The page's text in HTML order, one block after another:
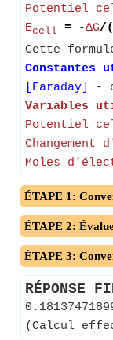
Potentiel
Ecell = -ΔG/(
Cette
Constantes
[Faraday]
-
Variables
Potentiel
Moles
ÉTAPE 1:
ÉTAPE 2:
ÉTAPE 3:
RÉPONSE
(Calcul